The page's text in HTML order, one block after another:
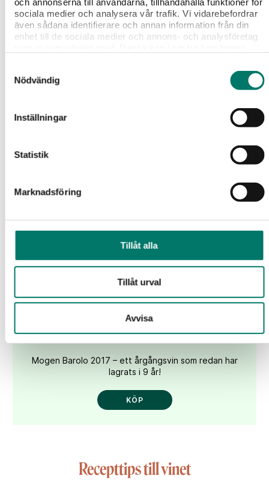
sociala medier och analysera vår trafik. Vi vidarebefordrar
även sådana identifierare och annan information från din
enhet till de sociala medier och annons- och analysföretag
tillhandahållit eller som de har samlat in när du har använt
deras tjänster.
Nödvändig
Inställningar
Statistik
Marknadsföring
Tillåt alla
Tillåt urval
Avvisa
Boss Piemonte Appassimento
FYND! “Spännande Appassimento från Piemonte.”
Barolo Riserva Le Colline
249 kr
Mogen Barolo 2017 – ett årgångsvin som redan har
lagrats i 9 år!
KÖP
Recepttips till vinet